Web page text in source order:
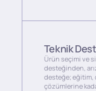
Teknik
Ürün seçimi ve
desteğinden,
desteğe; eğitim,
çözümlerine